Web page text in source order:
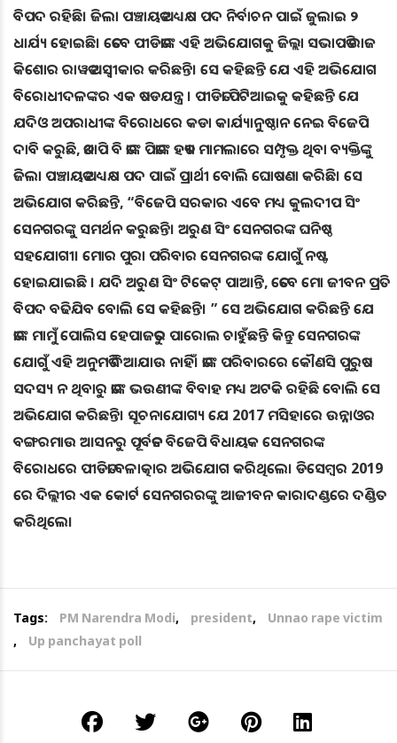
ବିପଦ ରହିଛି। ଜିଲା ପଞ୍ଚାୟତ ଅଧ୍ୟକ୍ଷ ପଦ ନିର୍ବାଚନ ପାଇଁ ଜୁଲାଇ ୨
ଧାର୍ଯ୍ୟ ହୋଇଛି। ତେବେ ପୀଡିତାଙ୍କ ଏହି ଅଭିଯୋଗକୁ ଜିଲ୍ଲା ସଭାପତି ରାଜ
କିଶୋର ରାୱତ ଅସ୍ବୀକାର କରିଛନ୍ତି। ସେ କହିଛନ୍ତି ଯେ ଏହି ଅଭିଯୋଗ
ବିରୋଧୀଦଳଙ୍କର ଏକ ଷଡଯନ୍ତ୍ର । ପୀଡିତା ପିଟିଆଇକୁ କହିଛନ୍ତି ଯେ
ଯଦିଓ ଅପରାଧୀଙ୍କ ବିରୋଧରେ କଡା କାର୍ଯ୍ୟାନୁଷ୍ଠାନ ନେଇ ବିଜେପି
ଦାବି କରୁଛି, ତଥାପି ବି ତାଙ୍କ ପିତାଙ୍କ ହତ୍ୟା ମାମଲାରେ ସମ୍ପୃକ୍ତ ଥିବା ବ୍ୟକ୍ତିଙ୍କୁ
ଜିଲା ପଞ୍ଚାୟତ ଅଧ୍ୟକ୍ଷ ପଦ ପାଇଁ ପ୍ରାର୍ଥୀ ବୋଲି ଘୋଷଣା କରିଛି। ସେ
ଅଭିଯୋଗ କରିଛନ୍ତି, “ବିଜେପି ସରକାର ଏବେ ମଧ୍ୟ କୁଲଦୀପ ସିଂ
ସେନଗରଙ୍କୁ ସମର୍ଥନ କରୁଛନ୍ତି। ଅରୁଣ ସିଂ ସେନଗରଙ୍କ ଘନିଷ୍ଠ
ସହଯୋଗୀ। ମୋର ପୁରା ପରିବାର ସେନଗରଙ୍କ ଯୋଗୁଁ ନଷ୍ଟ
ହୋଇଯାଇଛି । ଯଦି ଅରୁଣ ସିଂ ଟିକେଟ୍ ପାଆନ୍ତି, ତେବେ ମୋ ଜୀବନ ପ୍ରତି
ବିପଦ ବଢିଯିବ ବୋଲି ସେ କହିଛନ୍ତି। ” ସେ ଅଭିଯୋଗ କରିଛନ୍ତି ଯେ
ତାଙ୍କ ମାମୁଁ ପୋଲିସ ହେପାଜତରୁ ପାରୋଲ ଚାହୁଁଛନ୍ତି କିନ୍ତୁ ସେନଗରଙ୍କ
ଯୋଗୁଁ ଏହି ଅନୁମତି ଦିଆଯାଉ ନାହିଁ। ତାଙ୍କ ପରିବାରରେ କୌଣସି ପୁରୁଷ
ସଦସ୍ୟ ନ ଥିବାରୁ ତାଙ୍କ ଭଉଣୀଙ୍କ ବିବାହ ମଧ୍ୟ ଅଟକି ରହିଛି ବୋଲି ସେ
ଅଭିଯୋଗ କରିଛନ୍ତି। ସୂଚନାଯୋଗ୍ୟ ଯେ 2017 ମସିହାରେ ଉନ୍ନାଓର
ବଙ୍ଗରମାଉ ଆସନରୁ ପୂର୍ବତନ ବିଜେପି ବିଧାୟକ ସେନଗରଙ୍କ
ବିରୋଧରେ ପୀଡିତା ବଳାତ୍କାର ଅଭିଯୋଗ କରିଥିଲେ। ଡିସେମ୍ବର 2019
ରେ ଦିଲ୍ଲୀର ଏକ କୋର୍ଟ ସେନଗରରଙ୍କୁ ଆଜୀବନ କାରାଦଣ୍ଡରେ ଦଣ୍ଡିତ
କରିଥିଲେ।
Tags: PM Narendra Modi, president,
Unnao rape victim
,
Up panchayat poll